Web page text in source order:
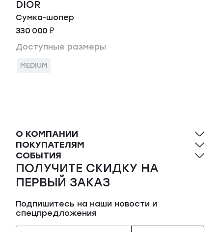
DIOR
Сумка-шопер
330 000 ₽
Доступные размеры
MEDIUM
О КОМПАНИИ
ПОКУПАТЕЛЯМ
СОБЫТИЯ
ПОЛУЧИТЕ СКИДКУ НА
ПЕРВЫЙ ЗАКАЗ
Подпишитесь на наши новости и
спецпредложения